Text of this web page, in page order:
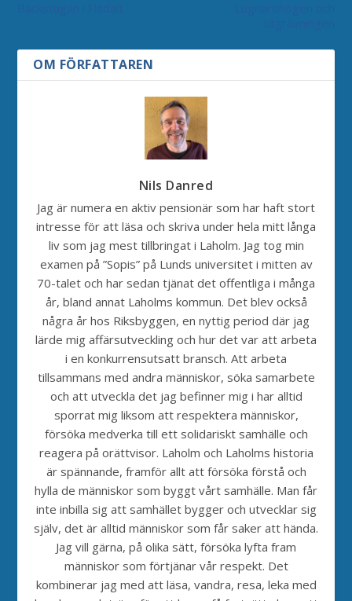
OM FÖRFATTAREN
Nils Danred
Jag är numera en aktiv pensionär som har haft stort
intresse för att läsa och skriva under hela mitt långa
liv som jag mest tillbringat i Laholm. Jag tog min
examen på ”Sopis” på Lunds universitet i mitten av
70-talet och har sedan tjänat det offentliga i många
år, bland annat Laholms kommun. Det blev också
några år hos Riksbyggen, en nyttig period där jag
lärde mig affärsutveckling och hur det var att arbeta
i en konkurrensutsatt bransch. Att arbeta
tillsammans med andra människor, söka samarbete
och att utveckla det jag befinner mig i har alltid
sporrat mig liksom att respektera människor,
försöka medverka till ett solidariskt samhälle och
reagera på orättvisor. Laholm och Laholms historia
är spännande, framför allt att försöka förstå och
hylla de människor som byggt vårt samhälle. Man får
inte inbilla sig att samhället bygger och utvecklar sig
själv, det är alltid människor som får saker att hända.
Jag vill gärna, på olika sätt, försöka lyfta fram
människor som förtjänar vår respekt. Det
kombinerar jag med att läsa, vandra, resa, leka med